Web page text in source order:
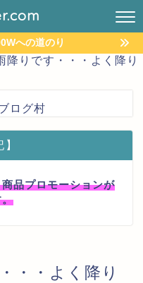
への道のり
降りです・・・よく降り
ログ村
品プロモーションが
。
・・よく降り